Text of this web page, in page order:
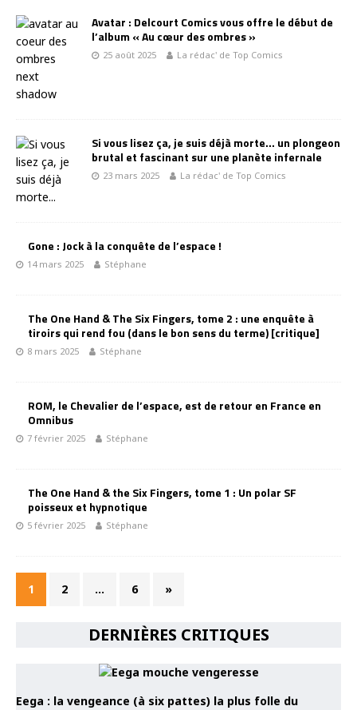
Avatar : Delcourt Comics vous offre le début de
l’album « Au cœur des ombres »
25 août 2025 La rédac' de Top Comics
Si vous lisez ça, je suis déjà morte… un plongeon
brutal et fascinant sur une planète infernale
23 mars 2025 La rédac' de Top Comics
Gone : Jock à la conquête de l’espace !
14 mars 2025 Stéphane
The One Hand & The Six Fingers, tome 2 : une enquête à
tiroirs qui rend fou (dans le bon sens du terme) [critique]
8 mars 2025 Stéphane
ROM, le Chevalier de l’espace, est de retour en France en
Omnibus
7 février 2025 Stéphane
The One Hand & the Six Fingers, tome 1 : Un polar SF
poisseux et hypnotique
5 février 2025 Stéphane
1 2 … 6 »
DERNIÈRES CRITIQUES
Eega : la vengeance (à six pattes) la plus folle du